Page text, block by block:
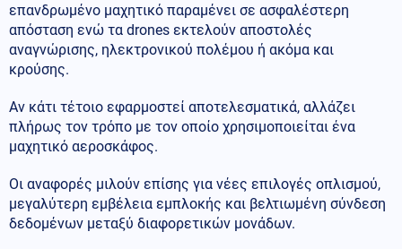
επανδρωμένο μαχητικό παραμένει σε ασφαλέστερη
απόσταση ενώ τα drones εκτελούν αποστολές
αναγνώρισης, ηλεκτρονικού πολέμου ή ακόμα και
κρούσης.
Αν κάτι τέτοιο εφαρμοστεί αποτελεσματικά, αλλάζει
πλήρως τον τρόπο με τον οποίο χρησιμοποιείται ένα
μαχητικό αεροσκάφος.
Οι αναφορές μιλούν επίσης για νέες επιλογές οπλισμού,
μεγαλύτερη εμβέλεια εμπλοκής και βελτιωμένη σύνδεση
δεδομένων μεταξύ διαφορετικών μονάδων.